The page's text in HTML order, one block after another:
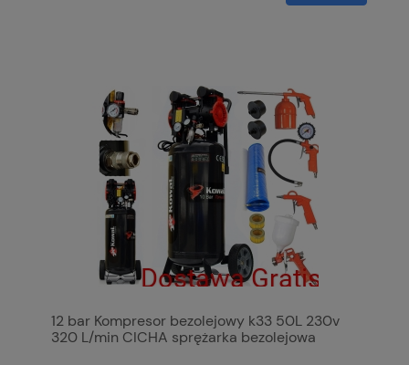
12 bar Kompresor bezolejowy k33 50L 230v
320 L/min CICHA sprężarka bezolejowa